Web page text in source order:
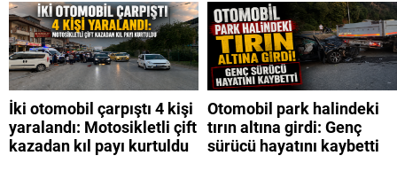
İki otomobil çarpıştı 4 kişi
yaralandı: Motosikletli çift
kazadan kıl payı kurtuldu
Otomobil park halindeki
tırın altına girdi: Genç
sürücü hayatını kaybetti